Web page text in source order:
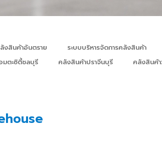
งสินค้าอันตราย
ระบบบริหารจัดการคลังสินค้า
มตะซิตี้ชลบุรี คลังสินค้าปราจีนบุรี
คลังสินค้